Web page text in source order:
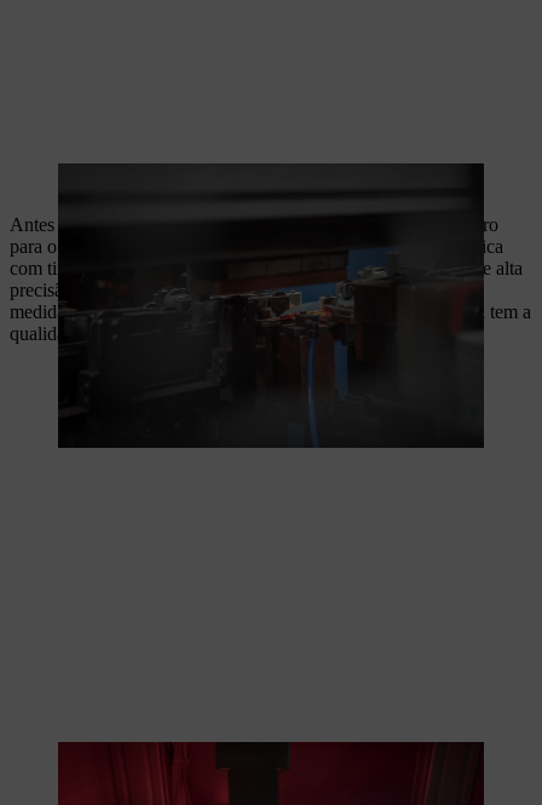
Antes de embalar a guia de aço endurecido pronta, é feito o furo
para o óleo e a pintura. A pintura da guia é totalmente automática
com tinta à base de água. Entretanto, um sistema de câmaras de alta
precisão monitoriza a superfície pintada, a matriz de furos e as
medidas para garantir que cada guia aço endurecido produzida tem a
qualidade comprovada da STIHL antes de chegar aos clientes.
Um sistema de câmaras monitoriza a pintura.